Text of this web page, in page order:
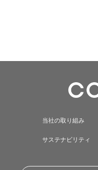
当社の取り組み
サステナビリティ